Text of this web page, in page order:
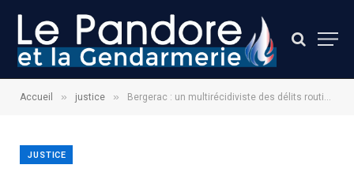
Accueil » justice » Bergerac : un multirécidiviste des délits routiers emprisonné aussitôt après son jugement
JUSTICE